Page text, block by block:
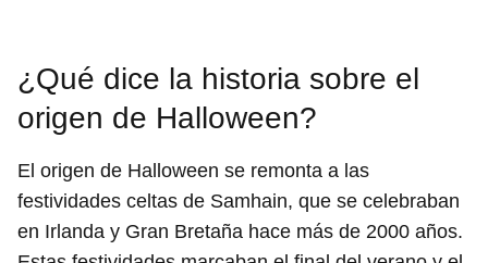
¿Qué dice la historia sobre el
origen de Halloween?
El origen de Halloween se remonta a las
festividades celtas de Samhain, que se celebraban
en Irlanda y Gran Bretaña hace más de 2000 años.